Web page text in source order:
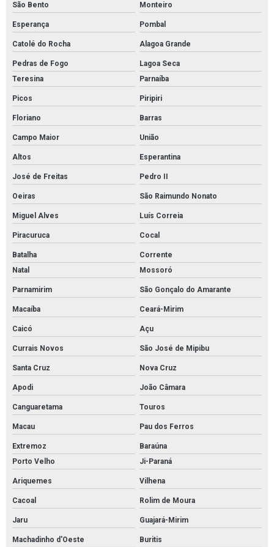
São Bento Monteiro
Esperança Pombal
Catolé do Rocha Alagoa Grande
Pedras de Fogo
Lagoa Seca
Teresina
Parnaíba
Picos Piripiri
Floriano Barras
Campo Maior União
Altos Esperantina
José de Freitas Pedro II
Oeiras São Raimundo Nonato
Miguel Alves Luís Correia
Piracuruca Cocal
Batalha
Corrente
Natal
Mossoró
Parnamirim São Gonçalo do Amarante
Macaíba Ceará-Mirim
Caicó Açu
Currais Novos São José de Mipibu
Santa Cruz Nova Cruz
Apodi João Câmara
Canguaretama Touros
Macau Pau dos Ferros
Extremoz
Baraúna
Porto Velho
Ji-Paraná
Ariquemes Vilhena
Cacoal Rolim de Moura
Jaru Guajará-Mirim
Machadinho d'Oeste Buritis